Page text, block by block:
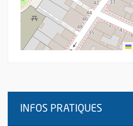
INFOS PRATIQUES